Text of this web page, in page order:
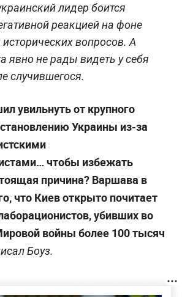
лидер боится
реакцией на фоне
вопросов. А
явно не рады видеть у себя
случившегося.
увильнуть от крупного
Украины из-за
чтобы избежать
причина? Варшава в
что Киев открыто почитает
убивших во
войны более 100 тысяч
Боуз.